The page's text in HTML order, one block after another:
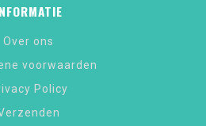
Over ons
voorwaarden
Policy